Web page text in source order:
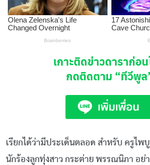
เกาะติดข่าวดาราก่อ
กดติดตาม “ทีวีพูล
เรียกได้ว่ามีประเด็นตลอด สำหรับ ครูไพ
นักร้องลูกทุ่งสาว กระต่าย พรรณนิภา อย่